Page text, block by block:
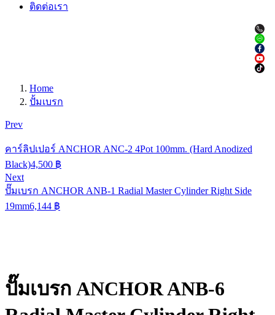
ติดต่อเรา
Home
ปั้มเบรก
Prev
คาร์ลิปเปอร์ ANCHOR ANC-2 4Pot 100mm. (Hard Anodized
Black)4,500 ฿
Next
ปั๊มเบรก ANCHOR ANB-1 Radial Master Cylinder Right Side
19mm6,144 ฿
ปั๊มเบรก ANCHOR ANB-6